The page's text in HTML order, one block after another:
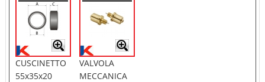
CUSCINETTO
55x35x20
VALVOLA
MECCANICA